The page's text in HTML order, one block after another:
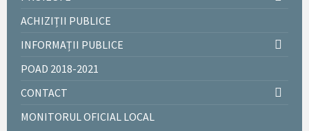
ACHIZIȚII PUBLICE
INFORMAȚII PUBLICE
POAD 2018-2021
CONTACT
MONITORUL OFICIAL LOCAL